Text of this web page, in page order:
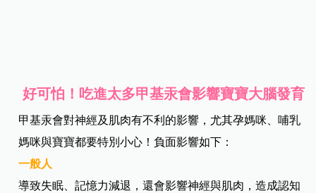
好可怕！吃進太多甲基汞會影響寶寶大腦發育
甲基汞會對神經及肌肉有不利的影響，尤其孕媽咪、哺乳
媽咪與寶寶都要特別小心！負面影響如下：
一般人
導致失眠、記憶力減退，還會影響神經與肌肉，造成認知